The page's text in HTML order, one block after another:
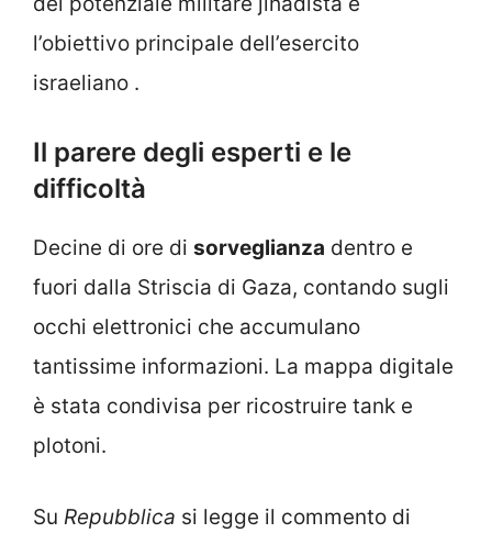
l’obiettivo principale dell’esercito
israeliano .
Il parere degli esperti e le
difficoltà
Decine di ore di sorveglianza dentro e
fuori dalla Striscia di Gaza, contando sugli
occhi elettronici che accumulano
tantissime informazioni. La mappa digitale
è stata condivisa per ricostruire tank e
plotoni.
Su Repubblica si legge il commento di